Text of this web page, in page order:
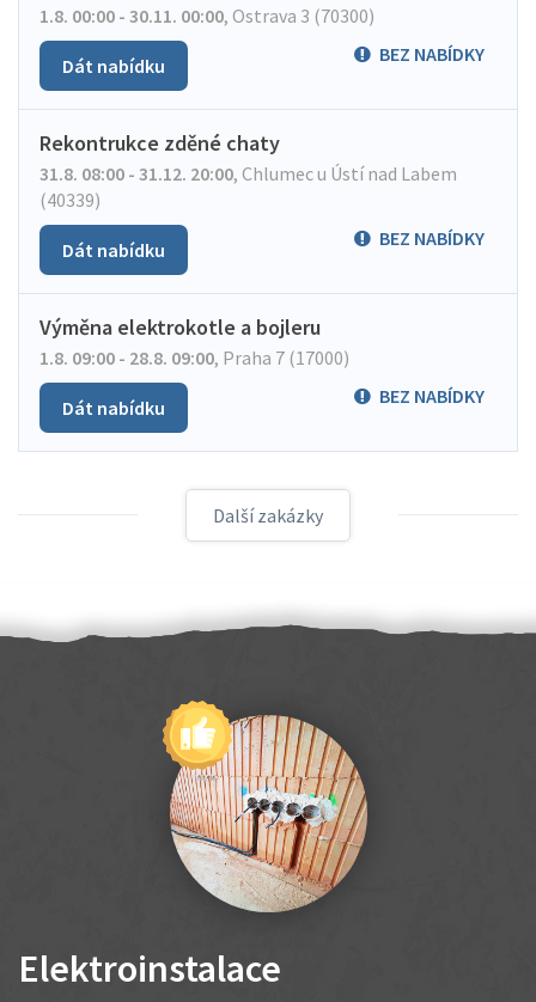
1.8. 00:00 - 30.11. 00:00, Ostrava 3 (70300)
BEZ NABÍDKY
Dát nabídku
Rekontrukce zděné chaty
31.8. 08:00 - 31.12. 20:00, Chlumec u Ústí nad Labem
(40339)
BEZ NABÍDKY
Dát nabídku
Výměna elektrokotle a bojleru
1.8. 09:00 - 28.8. 09:00, Praha 7 (17000)
BEZ NABÍDKY
Dát nabídku
Další zakázky
Elektroinstalace